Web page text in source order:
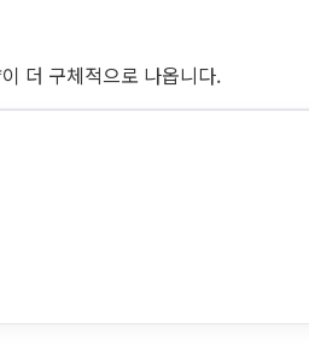
더 구체적으로 나옵니다.